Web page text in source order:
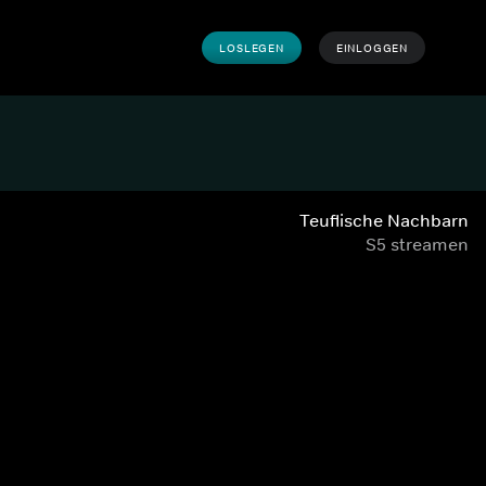
LOSLEGEN EINLOGGEN
Teuflische Nachbarn
S5 streamen